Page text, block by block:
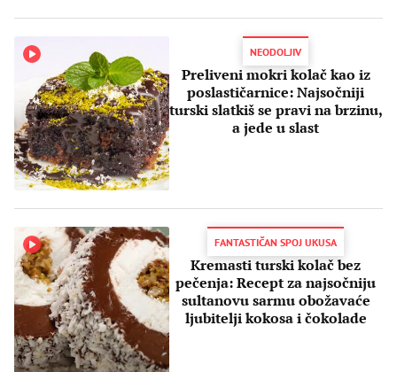
NEODOLJIV
Preliveni mokri kolač kao iz
poslastičarnice: Najsočniji
turski slatkiš se pravi na brzinu,
a jede u slast
FANTASTIČAN SPOJ UKUSA
Kremasti turski kolač bez
pečenja: Recept za najsočniju
sultanovu sarmu obožavaće
ljubitelji kokosa i čokolade